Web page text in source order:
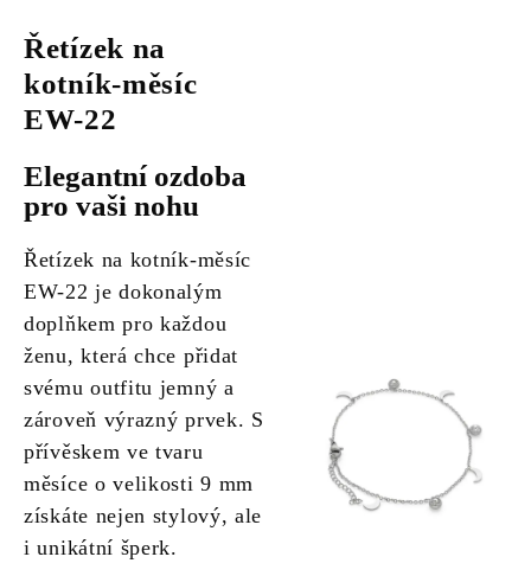
Řetízek na
kotník-měsíc
EW-22
Elegantní ozdoba
pro vaši nohu
Řetízek na kotník-měsíc
EW-22 je dokonalým
doplňkem pro každou
ženu, která chce přidat
svému outfitu jemný a
zároveň výrazný prvek. S
přívěskem ve tvaru
měsíce o velikosti 9 mm
získáte nejen stylový, ale
i unikátní šperk.